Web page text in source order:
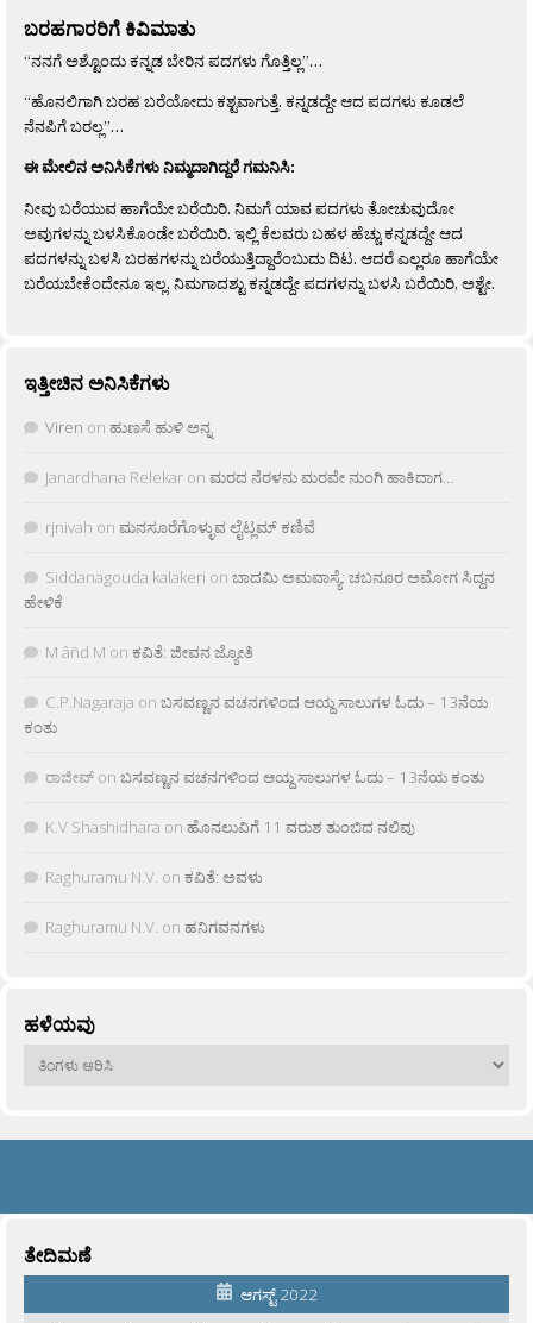
ಬರಹಗಾರರಿಗೆ ಕಿವಿಮಾತು
“ನನಗೆ ಅಶ್ಟೊಂದು ಕನ್ನಡ ಬೇರಿನ ಪದಗಳು ಗೊತ್ತಿಲ್ಲ”…
“ಹೊನಲಿಗಾಗಿ ಬರಹ ಬರೆಯೋದು ಕಶ್ಟವಾಗುತ್ತೆ. ಕನ್ನಡದ್ದೇ ಆದ ಪದಗಳು ಕೂಡಲೆ
ನೆನಪಿಗೆ ಬರಲ್ಲ”…
ಈ ಮೇಲಿನ ಅನಿಸಿಕೆಗಳು ನಿಮ್ಮದಾಗಿದ್ದರೆ ಗಮನಿಸಿ:
ನೀವು ಬರೆಯುವ ಹಾಗೆಯೇ ಬರೆಯಿರಿ. ನಿಮಗೆ ಯಾವ ಪದಗಳು ತೋಚುವುದೋ
ಅವುಗಳನ್ನು ಬಳಸಿಕೊಂಡೇ ಬರೆಯಿರಿ. ಇಲ್ಲಿ ಕೆಲವರು ಬಹಳ ಹೆಚ್ಚು ಕನ್ನಡದ್ದೇ ಆದ
ಪದಗಳನ್ನು ಬಳಸಿ ಬರಹಗಳನ್ನು ಬರೆಯುತ್ತಿದ್ದಾರೆಂಬುದು ದಿಟ. ಆದರೆ ಎಲ್ಲರೂ ಹಾಗೆಯೇ
ಬರೆಯಬೇಕೆಂದೇನೂ ಇಲ್ಲ. ನಿಮಗಾದಶ್ಟು ಕನ್ನಡದ್ದೇ ಪದಗಳನ್ನು ಬಳಸಿ ಬರೆಯಿರಿ, ಅಶ್ಟೇ.
ಇತ್ತೀಚಿನ ಅನಿಸಿಕೆಗಳು
Viren on ಹುಣಸೆ ಹುಳಿ ಅನ್ನ
Janardhana Relekar on ಮರದ ನೆರಳನು ಮರವೇ ನುಂಗಿ ಹಾಕಿದಾಗ…
rjnivah on ಮನಸೂರೆಗೊಳ್ಳುವ ಲೈಟ್ಲಮ್ ಕಣಿವೆ
Siddanagouda kalakeri on ಬಾದಮಿ ಅಮವಾಸ್ಯೆ: ಚಬನೂರ ಅಮೋಗ ಸಿದ್ದನ
ಹೇಳಿಕೆ
M âñd M on ಕವಿತೆ: ಜೀವನ ಜ್ಯೋತಿ
C.P.Nagaraja on ಬಸವಣ್ಣನ ವಚನಗಳಿಂದ ಆಯ್ದ ಸಾಲುಗಳ ಓದು – 13ನೆಯ
ಕಂತು
ರಾಜೀವ್ on ಬಸವಣ್ಣನ ವಚನಗಳಿಂದ ಆಯ್ದ ಸಾಲುಗಳ ಓದು – 13ನೆಯ ಕಂತು
K.V Shashidhara on ಹೊನಲುವಿಗೆ 11 ವರುಶ ತುಂಬಿದ ನಲಿವು
Raghuramu N.V. on ಕವಿತೆ: ಅವಳು
Raghuramu N.V. on ಹನಿಗವನಗಳು
ಹಳೆಯವು
ಹಳೆಯವು
ತೇದಿಮಣೆ
ಆಗಸ್ಟ್ 2022